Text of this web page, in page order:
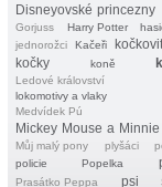
Disneyovské princezny
Gorjuss
Harry Potter
jednorožci
Kačeři
kočky
koně
Ledové království
lokomotivy a vlaky
Medvídek Pú
Mickey Mouse a Minnie
Můj malý pony plyšáci
policie
Popelka
Prasátko Peppa psi